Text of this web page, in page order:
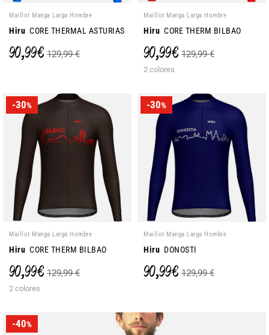
Maillot Manga Larga Hombre
Hiru CORE THERMAL ASTURIAS
90,99 € 129,99 €
Maillot Manga Larga Hombre
Hiru CORE THERM BILBAO
90,99 € 129,99 €
2 colores
-30%
Maillot Manga Larga Hombre
Hiru CORE THERM BILBAO
90,99 € 129,99 €
2 colores
-30%
Maillot Manga Larga Hombre
Hiru DONOSTI
90,99 € 129,99 €
-40%